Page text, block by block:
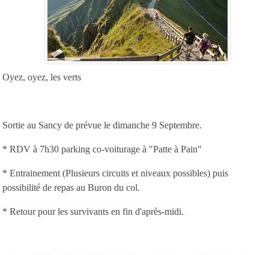
Oyez, oyez, les verts
Sortie au Sancy de prévue le dimanche 9 Septembre.
* RDV à 7h30 parking co-voiturage à "Patte à Pain"
* Entrainement (Plusieurs circuits et niveaux possibles) puis
possibilité de repas au Buron du col.
* Retour pour les survivants en fin d'après-midi.